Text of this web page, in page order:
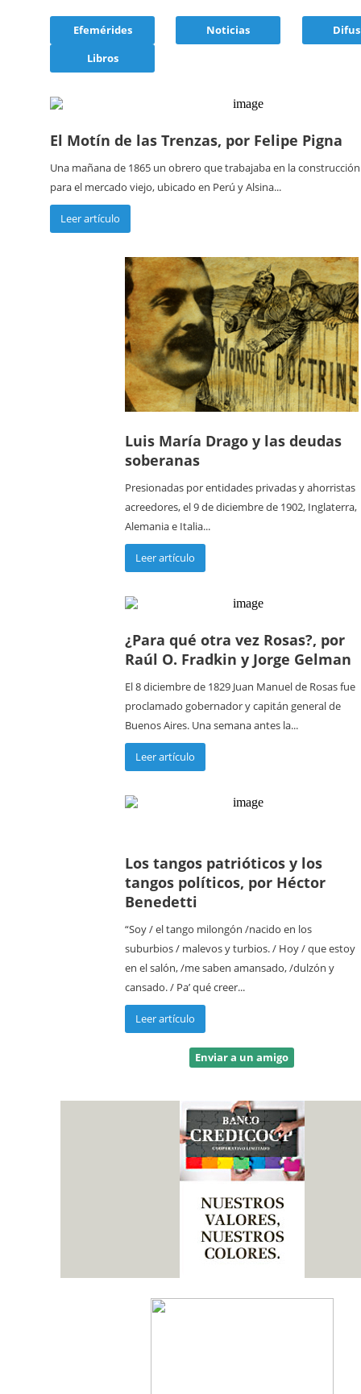
Efemérides Noticias
Libros
El Motín de las Trenzas, por Felipe Pigna
Una mañana de 1865 un obrero que trabajaba en la
para el mercado viejo, ubicado en Perú y Alsina...
Leer artículo
Luis María Drago y las deudas
soberanas
Presionadas por entidades privadas y ahorristas
acreedores, el 9 de diciembre de 1902, Inglaterra,
Alemania e Italia...
Leer artículo
¿Para qué otra vez Rosas?, por
Raúl O. Fradkin y Jorge Gelman
El 8 diciembre de 1829 Juan Manuel de Rosas fue
proclamado gobernador y capitán general de
Buenos Aires. Una semana antes la...
Leer artículo
Los tangos patrióticos y los
tangos políticos, por Héctor
Benedetti
“Soy / el tango milongón /nacido en los
suburbios / malevos y turbios. / Hoy / que estoy
en el salón, /me saben amansado, /dulzón y
cansado. / Pa’ qué creer...
Leer artículo
Enviar a un amigo